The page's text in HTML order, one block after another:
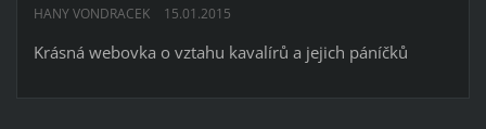
HANY VONDRACEK 15.01.2015
Krásná webovka o vztahu kavalírů a jejich páníčků